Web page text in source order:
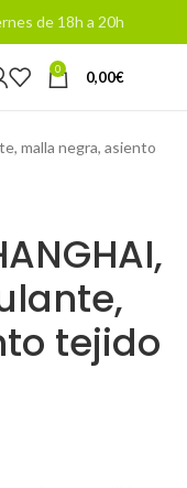
de 18h a 20h
0 0,00€
malla negra, asiento
tejido